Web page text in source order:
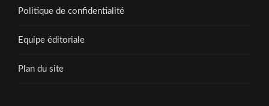
Politique de confidentialité
Equipe éditoriale
Plan du site